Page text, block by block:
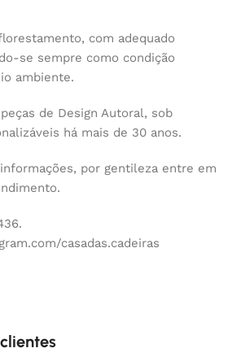
com adequado
se sempre como condição
ambiente.
de Design Autoral, sob
há mais de 30 anos.
informações, por gentileza entre em
casadas.cadeiras